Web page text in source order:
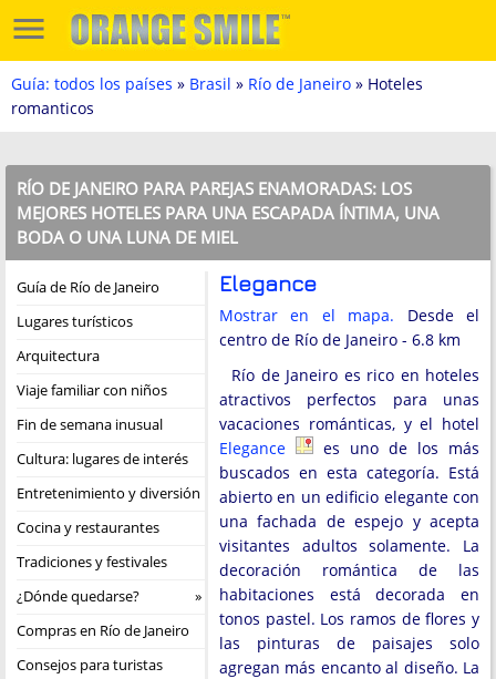
Guía: todos los países » Brasil » Río de Janeiro » Hoteles
romanticos
RÍO DE JANEIRO PARA PAREJAS ENAMORADAS: LOS
MEJORES HOTELES PARA UNA ESCAPADA ÍNTIMA, UNA
BODA O UNA LUNA DE MIEL
Guía de Río de Janeiro
Lugares turísticos
Arquitectura
Viaje familiar con niños
Fin de semana inusual
Cultura: lugares de interés
Entretenimiento y diversión
Cocina y restaurantes
Tradiciones y festivales
¿Dónde quedarse?
Compras en Río de Janeiro
Consejos para turistas
Elegance
Mostrar en el mapa. Desde el
centro de Río de Janeiro - 6.8 km
Río de Janeiro es rico en hoteles
atractivos perfectos para unas
vacaciones románticas, y el hotel
Elegance
es uno de los más
buscados en esta categoría. Está
abierto en un edificio elegante con
una fachada de espejo y acepta
visitantes adultos solamente. La
decoración romántica de las
habitaciones está decorada en
tonos pastel. Los ramos de flores y
las pinturas de paisajes solo
agregan más encanto al diseño. La